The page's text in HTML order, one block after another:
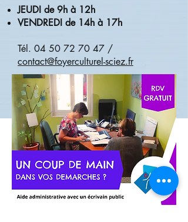
JEUDI de 9h à 12h
VENDREDI de 14h à 17h
Tél. 04 50 72 70 47 /
contact@foyerculturel-sciez.fr